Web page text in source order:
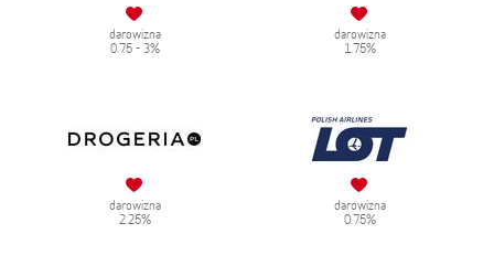
darowizna
0.75 - 3%
darowizna
1.75%
darowizna
2.25%
darowizna
0.75%